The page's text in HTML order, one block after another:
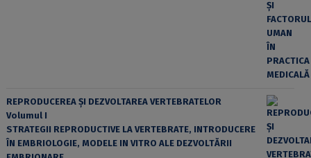
REPRODUCEREA ȘI DEZVOLTAREA VERTEBRATELOR
Volumul I
STRATEGII REPRODUCTIVE LA VERTEBRATE, INTRODUCERE
ÎN EMBRIOLOGIE, MODELE IN VITRO ALE DEZVOLTĂRII